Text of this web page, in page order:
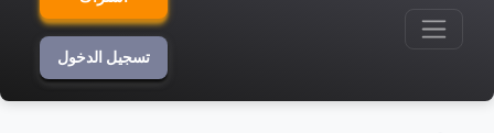
تسجيل الدخول